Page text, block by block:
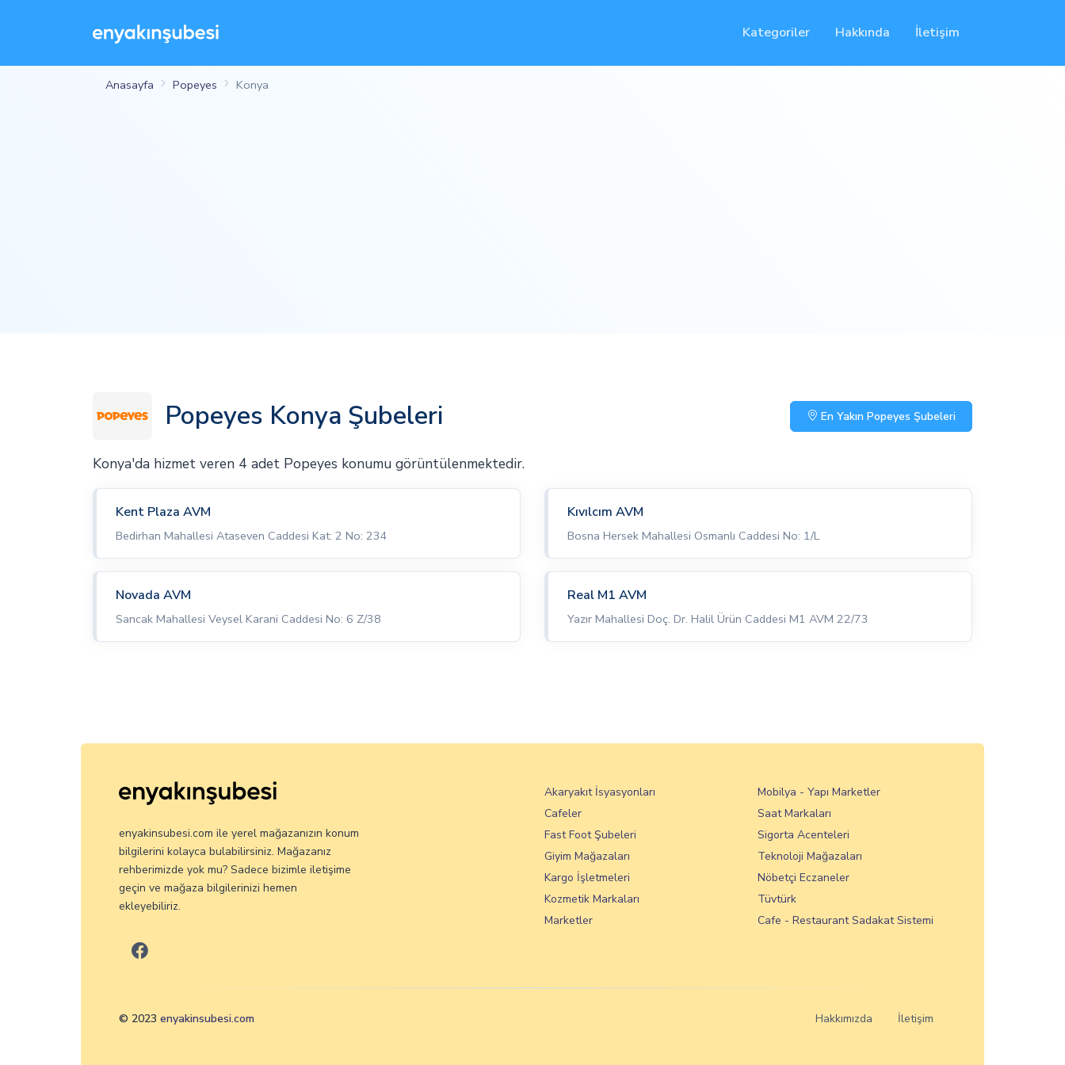
Kategoriler Hakkında İletişim
Anasayfa Popeyes Konya
Popeyes Konya Şubeleri En Yakın Popeyes Şubeleri
Konya'da hizmet veren 4 adet Popeyes konumu görüntülenmektedir.
Kent Plaza AVM
Bedirhan Mahallesi Ataseven Caddesi Kat: 2 No: 234
Kıvılcım AVM
Bosna Hersek Mahallesi Osmanlı Caddesi No: 1/L
Novada AVM
Sancak Mahallesi Veysel Karani Caddesi No: 6 Z/38
Real M1 AVM
Yazır Mahallesi Doç. Dr. Halil Ürün Caddesi M1 AVM 22/73
enyakinsubesi.com ile yerel mağazanızın konum
bilgilerini kolayca bulabilirsiniz. Mağazanız
rehberimizde yok mu? Sadece bizimle iletişime
geçin ve mağaza bilgilerinizi hemen
ekleyebiliriz.
Akaryakıt İsyasyonları
Cafeler
Fast Foot Şubeleri
Giyim Mağazaları
Kargo İşletmeleri
Kozmetik Markaları
Marketler
Mobilya - Yapı Marketler
Saat Markaları
Sigorta Acenteleri
Teknoloji Mağazaları
Nöbetçi Eczaneler
Tüvtürk
Cafe - Restaurant Sadakat Sistemi
© 2023 enyakinsubesi.com Hakkımızda İletişim